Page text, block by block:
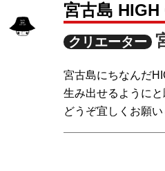
宮古島
クリエーター
宮古島にちなんだ
生み出せるように
どうぞ宜しくお願い
商品によっては